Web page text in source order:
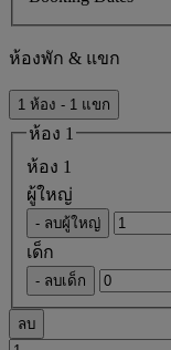
ห้องพัก & แขก
1 ห้อง - 1 แขก
ห้อง 1
ห้อง 1
ผู้ใหญ่
- ลบผู้ใหญ่
เด็ก
- ลบเด็ก
ลบ